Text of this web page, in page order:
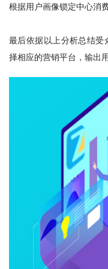
根据用户画像锁定中心消
最后依据以上分析总结受
择相应的营销平台，输出